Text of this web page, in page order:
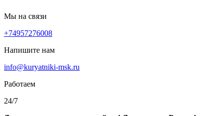
Перейти
содержимому
Мы на связи
+74957276008
Напишите нам
info@kuryatniki-msk.ru
Работаем
24/7